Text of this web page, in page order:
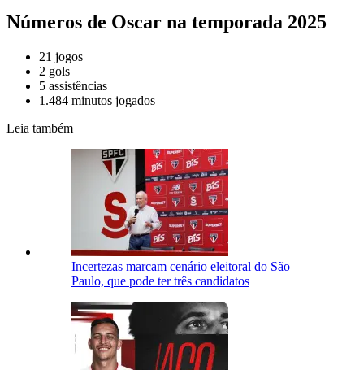
Números de Oscar na temporada 2025
21 jogos
2 gols
5 assistências
1.484 minutos jogados
Leia também
Incertezas marcam cenário eleitoral do São
Paulo, que pode ter três candidatos